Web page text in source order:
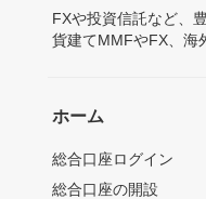
FXや投資信託など、
貨建てMMFやFX、海
ホーム
総合口座ログイン
総合口座の開設